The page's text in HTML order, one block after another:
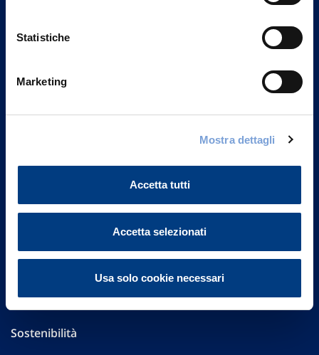
Statistiche
Marketing
Mostra dettagli
Accetta tutti
Accetta selezionati
Usa solo cookie necessari
Vittoria Assicurazioni S.p.A.
Altre informazioni
Sostenibilità